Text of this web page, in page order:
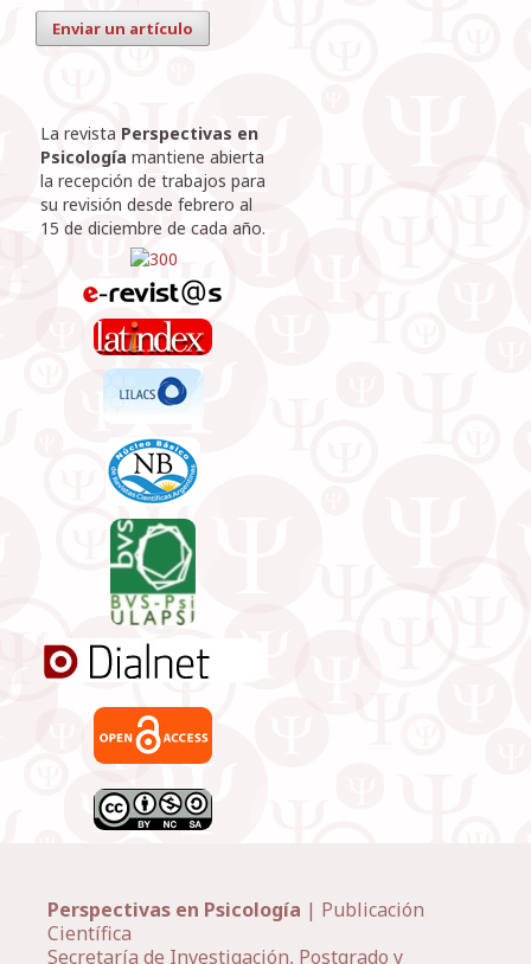
Enviar un artículo
La revista Perspectivas en
Psicología mantiene abierta
la recepción de trabajos para
su revisión desde febrero al
15 de diciembre de cada año.
Perspectivas en Psicología | Publicación
Científica
Secretaría de Investigación, Postgrado y